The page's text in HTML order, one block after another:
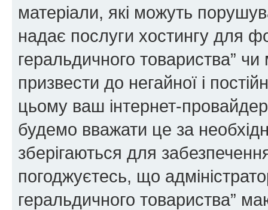
матеріали, які можуть
надає послуги хостингу для
геральдичного товариства”
призвести до негайної і
цьому ваш інтернет-
будемо вважати це за
зберігаються для
погоджуєтесь, що
геральдичного товариства”